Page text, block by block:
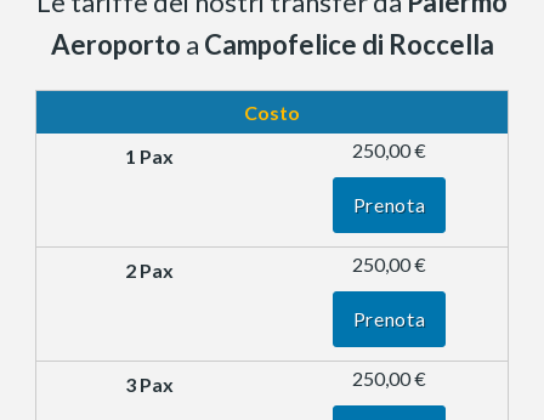
Aeroporto a Campofelice di Roccella
Costo
250,00 €
Prenota
250,00 €
Prenota
250,00 €